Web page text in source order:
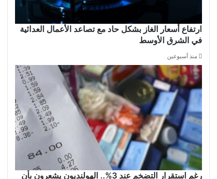
ارتفاع أسعار الغاز بشكل حاد مع تصاعد الأعمال العدائية
في الشرق الأوسط
منذ أسبوعين
رغم استقرار التضخم عند 3%.. الهولنديون يشعرون بأن